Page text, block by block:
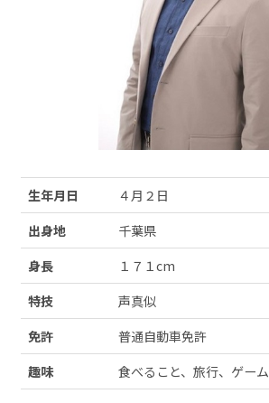
生年月日
４月２日
出身地
千葉県
身長
１７１cm
特技
声真似
免許
普通自動車免許
趣味
食べること、旅行、ゲーム